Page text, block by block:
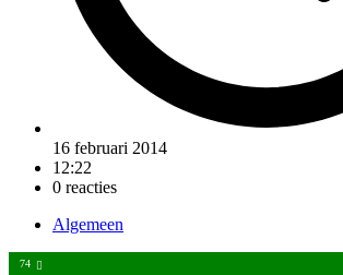
16 februari 2014
12:22
0 reacties
Algemeen
74